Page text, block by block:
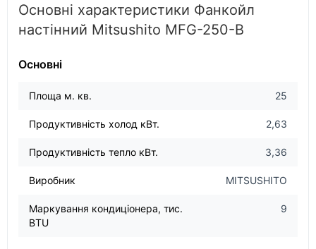
Основні характеристики Фанкойл
настінний Mitsushito MFG-250-B
Основні
Площа м. кв. 25
Продуктивність холод кВт. 2,63
Продуктивність тепло кВт. 3,36
Виробник MITSUSHITO
Маркування кондиціонера, тис.
BTU
9